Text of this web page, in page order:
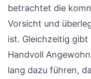
betrachtet die
Vorsicht und
ist. Gleichzeitig gibt
Handvoll
lang dazu führen,